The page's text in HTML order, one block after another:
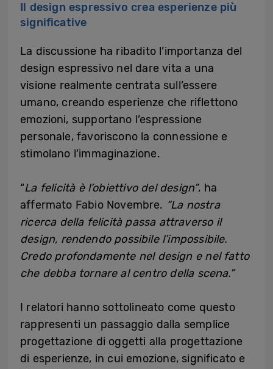
Il design espressivo crea esperienze più
significative
La discussione ha ribadito l’importanza del
design espressivo nel dare vita a una
visione realmente centrata sull’essere
umano, creando esperienze che riflettono
emozioni, supportano l’espressione
personale, favoriscono la connessione e
stimolano l’immaginazione.
“La felicità è l’obiettivo del design”, ha
affermato Fabio Novembre. “La nostra
ricerca della felicità passa attraverso il
design, rendendo possibile l’impossibile.
Credo profondamente nel design e nel fatto
che debba tornare al centro della scena.”
I relatori hanno sottolineato come questo
rappresenti un passaggio dalla semplice
progettazione di oggetti alla progettazione
di esperienze, in cui emozione, significato e